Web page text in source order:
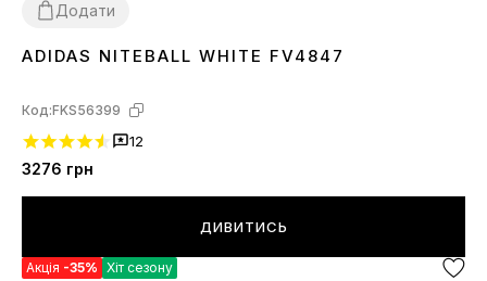
Додати
36 3738 39 40 41 424344 45
ADIDAS NITEBALL WHITE FV4847
Код:FKS56399
12
3276 грн
ДИВИТИСЬ
Акція -35% Хіт сезону